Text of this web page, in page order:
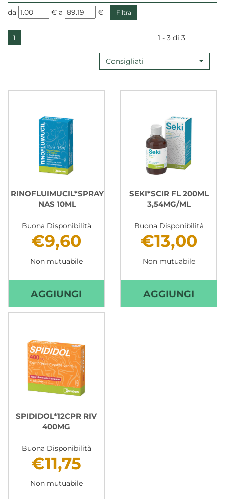
filtra
da € filtra
a €
1 1 - 3 di 3
Consigliati
RINOFLUIMUCIL*SPRAY
NAS 10ML
Buona Disponibilità
€9,60
Non mutuabile
AGGIUNGI AGGIUNGI
NAS
SEKI*SCIR FL 200ML
3,54MG/ML
Buona Disponibilità
€13,00
Non mutuabile
AGGIUNGI
FL
SPIDIDOL*12CPR RIV
400MG
Buona Disponibilità
€11,75
Non mutuabile